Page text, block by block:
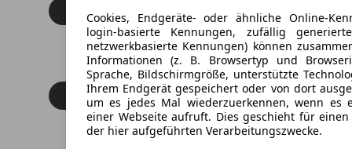
Cookies, Endgeräte- oder ähnliche Online-
login-basierte Kennungen, zufällig
netzwerkbasierte Kennungen) können
Informationen (z. B. Browsertyp und
Sprache, Bildschirmgröße, unterstützte
Ihrem Endgerät gespeichert oder von dort
um es jedes Mal wiederzuerkennen, wenn es
einer Webseite aufruft. Dies geschieht für
der hier aufgeführten Verarbeitungszwecke.